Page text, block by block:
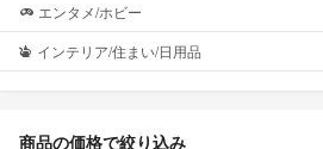
エンタメ/ホビー
インテリア/住まい/日用品
商品の価格で絞り込み